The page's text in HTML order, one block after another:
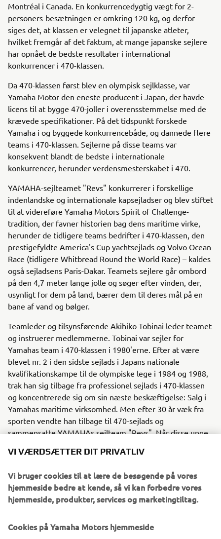
Montréal i Canada. En konkurrencedygtig vægt for 2-
personers-besætningen er omkring 120 kg, og derfor
siges det, at klassen er velegnet til japanske atleter,
hvilket fremgår af det faktum, at mange japanske sejlere
har opnået de bedste resultater i international
konkurrencer i 470-klassen.
Da 470-klassen først blev en olympisk sejlklasse, var
Yamaha Motor den eneste producent i Japan, der havde
licens til at bygge 470-joller i overensstemmelse med de
krævede specifikationer. På det tidspunkt forskede
Yamaha i og byggede konkurrencebåde, og dannede flere
teams i 470-klassen. Sejlerne på disse teams var
konsekvent blandt de bedste i internationale
konkurrencer, herunder verdensmesterskabet i 470.
YAMAHA-sejlteamet "Revs" konkurrerer i forskellige
indenlandske og internationale kapsejladser og blev stiftet
til at videreføre Yamaha Motors Spirit of Challenge-
tradition, der favner historien bag dens maritime virke,
herunder de tidligere teams bedrifter i 470-klassen, den
prestigefyldte America's Cup yachtsejlads og Volvo Ocean
Race (tidligere Whitbread Round the World Race) – kaldes
også sejladsens Paris-Dakar. Teamets sejlere går ombord
på den 4,7 meter lange jolle og søger efter vinden, der,
usynligt for dem på land, bærer dem til deres mål på en
bane af vand og bølger.
Teamleder og tilsynsførende Akihiko Tobinai leder teamet
og instruerer medlemmerne. Tobinai var sejler for
Yamahas team i 470-klassen i 1980'erne. Efter at være
blevet nr. 2 i den sidste sejlads i Japans nationale
kvalifikationskampe til de olympiske lege i 1984 og 1988,
trak han sig tilbage fra professionel sejlads i 470-klassen
og koncentrerede sig om sin næste beskæftigelse: Salg i
Yamahas maritime virksomhed. Men efter 30 år væk fra
sporten vendte han tilbage til 470-sejlads og
sammensatte YAMAHAs sejlteam "Revs". Når disse unge
drømme til sine egne og tager med holdet på vandet dag
©Yamaha Motor Europe N.V. / Yamaha Motor Co., Ltd.
VI VÆRDSÆTTER DIT PRIVATLIV
Vi bruger cookies til at lære de besøgende på vores
hjemmeside bedre at kende, så vi kan forbedre vores
hjemmeside, produkter, services og marketingtiltag.
Cookies på Yamaha Motors hjemmeside